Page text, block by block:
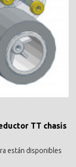
TT chasis
están disponibles